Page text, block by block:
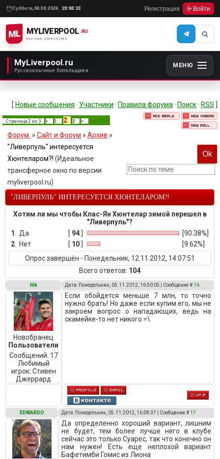
Суббота, 08.08.2026 19:08:33 Регистрация Войти
ML MYLIVERPOOL
RUSSIAN SUPPORTERS
.RU
MyLiverpool.ru
Русскоязычные болельщики
МЕНЮ
[ Новые сообщения · Участники · Правила форума · Поиск · RSS
Страница 2 из 3 « 1 2 3 »
Форум. » Сайт и Форум » Архив »
"Ливерпуль" интересуется
Хюнтеларом?! (Идеальное
трансферное окно по версии
myliverpool.ru)
"ЛИВЕРПУЛЬ" ИНТЕРЕСУЕТСЯ ХЮНТЕЛАРОМ?!
Хотим ли мы чтобы Клас-Ян Хюнтелар зимой перешел в
"Ливерпуль"?
1
Да [ 94]
[90.38%]
2
Нет [ 10]
[9.62%]
Опрос завершён - Понедельник, 12.11.2012, 14:07:51
Всего ответов: 104
Ilik Дата: Понедельник, 05.11.2012, 16:50:05 | Сообщение # 16
Новобранец
Пользователи
Сообщений: 17
Любимый
игрок: Стивен
Джеррард
Если обойдется меньше 7 млн, то точно
нужно брать! Но даже если купим его, мы не
закроем вопрос о нападающих, ведь на
скамейке-то нет никого =\
EDWARDO Дата: Понедельник, 05.11.2012, 16:58:37 | Сообщение # 17
Да определенно хороший вариант, лишним
не будет, тем более лучше него в клубе
сейчас это только Суарес, так что конечно он
нам нужен! Есть еще неплохой вариант
Бафетимби Гомис из Лиона